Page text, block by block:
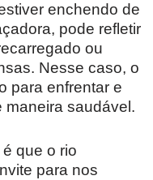
enchendo de
pode refletir
ou
Nesse caso, o
para enfrentar e
maneira saudável.
que o rio
para nos